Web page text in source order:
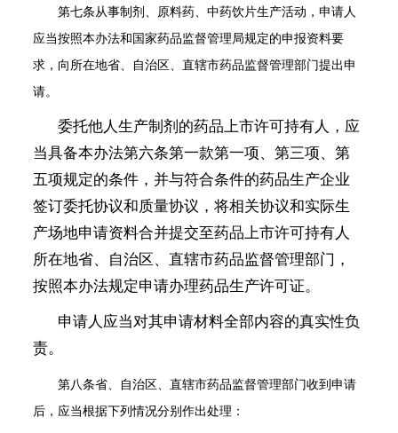
第七条从事制剂、原料药、中药饮片生产活动，申请人
应当按照本办法和国家药品监督管理局规定的申报资料要
求，向所在地省、自治区、直辖市药品监督管理部门提出申
请。
委托他人生产制剂的药品上市许可持有人，应
当具备本办法第六条第一款第一项、第三项、第
五项规定的条件，并与符合条件的药品生产企业
签订委托协议和质量协议，将相关协议和实际生
产场地申请资料合并提交至药品上市许可持有人
所在地省、自治区、直辖市药品监督管理部门，
按照本办法规定申请办理药品生产许可证。
申请人应当对其申请材料全部内容的真实性负
责。
第八条省、自治区、直辖市药品监督管理部门收到申请
后，应当根据下列情况分别作出处理：